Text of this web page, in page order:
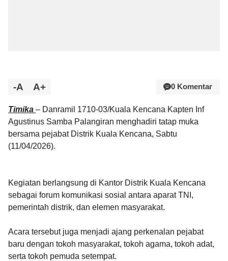
-A A+ 0 Komentar
Timika – Danramil 1710-03/Kuala Kencana Kapten Inf
Agustinus Samba Palangiran menghadiri tatap muka
bersama pejabat Distrik Kuala Kencana, Sabtu
(11/04/2026).
Kegiatan berlangsung di Kantor Distrik Kuala Kencana
sebagai forum komunikasi sosial antara aparat TNI,
pemerintah distrik, dan elemen masyarakat.
Acara tersebut juga menjadi ajang perkenalan pejabat
baru dengan tokoh masyarakat, tokoh agama, tokoh adat,
serta tokoh pemuda setempat.